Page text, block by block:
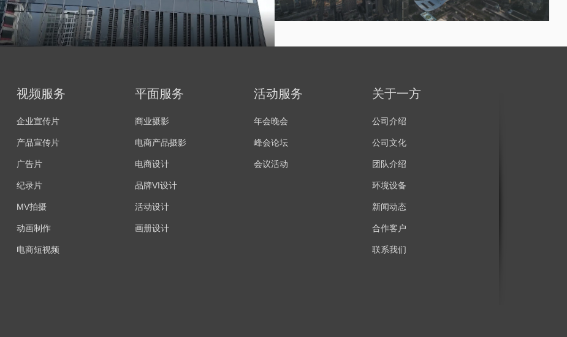
视频服务
企业宣传片
产品宣传片
广告片
纪录片
MV拍摄
动画制作
电商短视频
平面服务
商业摄影
电商产品摄影
电商设计
品牌VI设计
活动设计
画册设计
活动服务
年会晚会
峰会论坛
会议活动
关于一方
公司介绍
公司文化
团队介绍
环境设备
新闻动态
合作客户
联系我们